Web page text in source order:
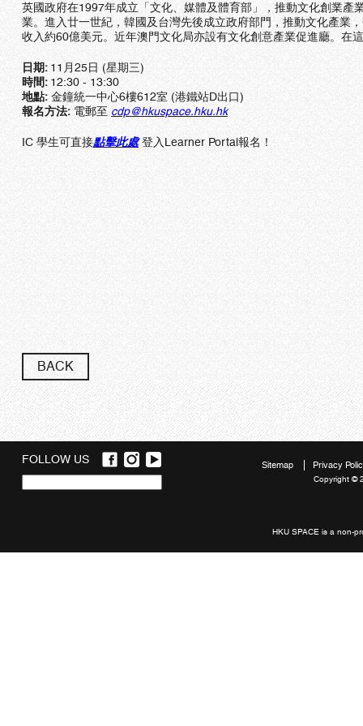
英國政府在1997年成立「文化、媒體及體育部」，推動文化創業產
業。進入廿一世紀，韓國及台灣先後成立政府部門，推動文化產業
收入約60億美元。近年澳門文化局亦設有文化創意產業促進廳。在
日期: 11月25日 (星期三)
時間: 12:30 - 13:30
地點: 金鐘統一中心6樓612室 (港鐵站D出口)​
報名方法: 電郵至 cdp@hkuspace.hku.hk
IC 學生可直接點擊此處 登入Learner Portal報名！
BACK
FOLLOW US
Sitemap Privacy
Copyright ©
HKU SPACE is a non-